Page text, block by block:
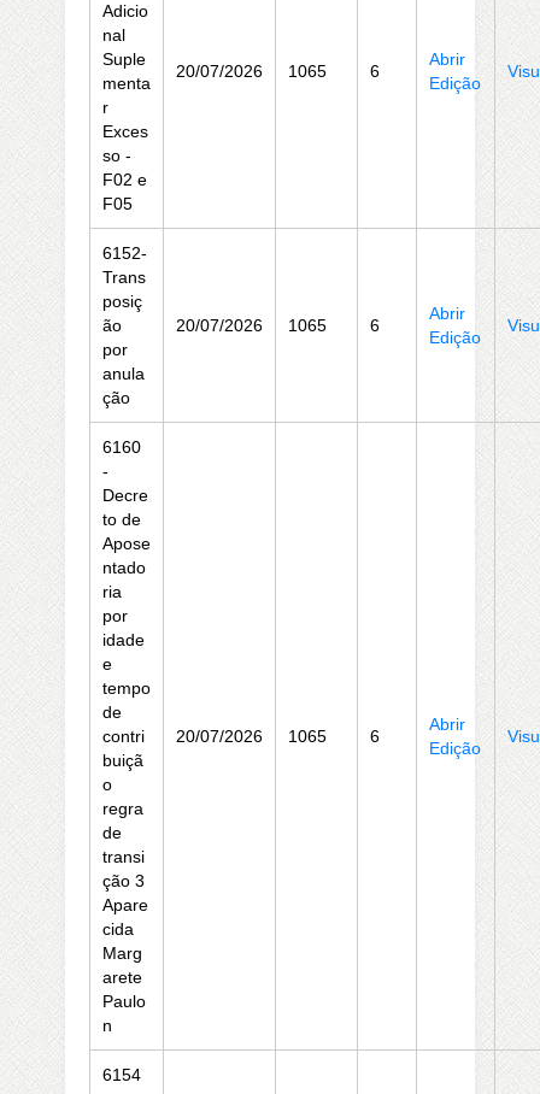
Adicio
nal
Suple
menta
r
Exces
so -
F02 e
F05
20/07/2026 1065 6
Abrir
Edição
6152-
Trans
posiç
ão
por
anula
ção
20/07/2026 1065 6
Abrir
Edição
6160
-
Decre
to de
Apose
ntado
ria
por
idade
e
tempo
de
contri
buiçã
o
regra
de
transi
ção 3
Apare
cida
Marg
arete
Paulo
n
20/07/2026 1065 6
Abrir
Edição
6154